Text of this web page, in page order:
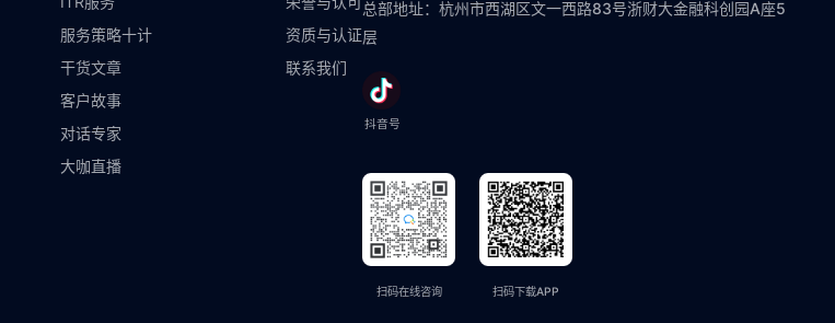
服务策略十计
干货文章
客户故事
对话专家
大咖直播
资质与认证
联系我们
总部地址：杭州市西湖区文一西路83号浙财大金融科创园A座5
层
抖音号
扫码在线咨询 扫码下载APP